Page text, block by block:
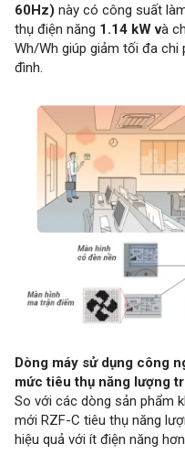
60Hz) này có công suất
thụ điện năng 1.14 kW và
Wh/Wh giúp giảm tối đa
đình.
Dòng máy sử dụng công
mức tiêu thụ năng lượng
So với các dòng sản phẩm
mới RZF-C tiêu thụ năng
hiệu quả với ít điện năng